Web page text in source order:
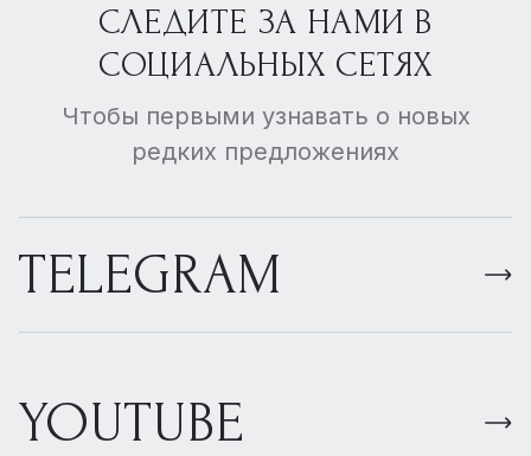
СЛЕДИТЕ ЗА НАМИ В
СОЦИАЛЬНЫХ СЕТЯХ
Чтобы первыми узнавать о новых
редких предложениях
TELEGRAM
YOUTUBE